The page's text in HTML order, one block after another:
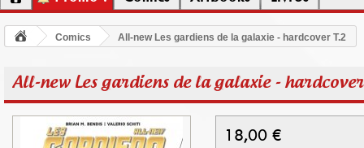
Comics All-new Les gardiens de la galaxie - hardcover T.2
All-new Les gardiens de la galaxie - hardcover
18,00 €